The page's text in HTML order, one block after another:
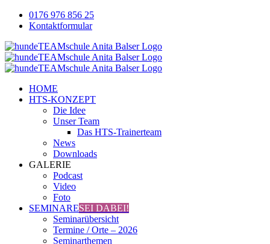
Zum
Inhalt
0176 976 856 25
Kontaktformular
Facebook
YouTube
Instagram
HOME
HTS-KONZEPT
Die Idee
Unser Team
Das HTS-Trainerteam
News
Downloads
GALERIE
Podcast
Video
Foto
SEMINARESEI DABEI!
Seminarübersicht
Termine / Orte – 2026
Seminarthemen